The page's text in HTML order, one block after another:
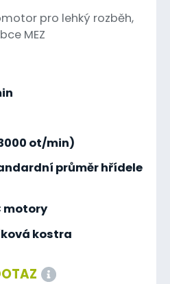
pro lehký rozběh,
MEZ
ot/min)
průměr hřídele
motory
kostra